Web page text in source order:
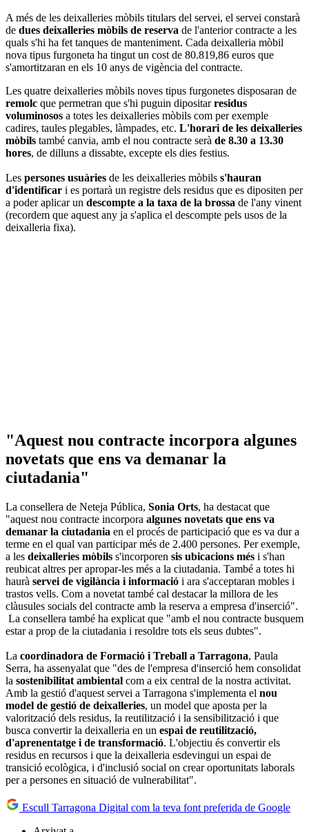
A més de les deixalleries mòbils titulars del servei, el servei constarà
de dues deixalleries mòbils de reserva de l'anterior contracte a les
quals s'hi ha fet tanques de manteniment. Cada deixalleria mòbil
nova tipus furgoneta ha tingut un cost de 80.819,86 euros que
s'amortitzaran en els 10 anys de vigència del contracte.
Les quatre deixalleries mòbils noves tipus furgonetes disposaran de
remolc que permetran que s'hi puguin dipositarresidus
voluminosos a totes les deixalleries mòbils com per exemple
cadires, taules plegables, làmpades, etc. L'horari de les deixalleries
mòbils també canvia, amb el nou contracte serà de 8.30 a 13.30
hores, de dilluns a dissabte, excepte els dies festius.
Les persones usuàries de les deixalleries mòbils s'hauran
d'identificar i es portarà un registre dels residus que es dipositen per
a poder aplicar un descompte a la taxa de la brossa de l'any vinent
(recordem que aquest any ja s'aplica el descompte pels usos de la
deixalleria fixa).
"Aquest nou contracte incorpora algunes
novetats que ens va demanar la
ciutadania"
La consellera de Neteja Pública, Sonia Orts, ha destacat que
"aquest nou contracte incorpora algunes novetats que ens va
demanar la ciutadania en el procés de participació que es va dur a
terme en el qual van participar més de 2.400 persones. Per exemple,
a les deixalleries mòbils s'incorporen sis ubicacions més i s'han
reubicat altres per apropar-les més a la ciutadania. També a totes hi
haurà servei de vigilància i informació i ara s'acceptaran mobles i
trastos vells. Com a novetat també cal destacar la millora de les
clàusules socials del contracte amb la reserva a empresa d'inserció".
La consellera també ha explicat que "amb el nou contracte busquem
estar a prop de la ciutadania i resoldre tots els seus dubtes".
La coordinadora de Formació i Treball a Tarragona, Paula
Serra, ha assenyalat que "des de l'empresa d'inserció hem consolidat
la sostenibilitat ambiental com a eix central de la nostra activitat.
Amb la gestió d'aquest servei a Tarragona s'implementa el nou
model de gestió de deixalleries, un model que aposta per la
valorització dels residus, la reutilització i la sensibilització i que
busca convertir la deixalleria en un espai de reutilització,
d'aprenentatge i de transformació. L'objectiu és convertir els
residus en recursos i que la deixalleria esdevingui un espai de
transició ecològica, i d'inclusió social on crear oportunitats laborals
per a persones en situació de vulnerabilitat".
Escull Tarragona Digital com la teva font preferida de Google